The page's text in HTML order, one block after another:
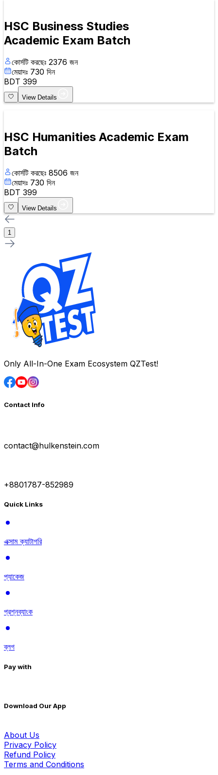
HSC Business Studies
Academic Exam Batch
কোর্সটি করছেঃ 2376 জন
মেয়াদঃ 730 দিন
BDT 399
View Details
HSC Humanities Academic Exam
Batch
কোর্সটি করছেঃ 8506 জন
মেয়াদঃ 730 দিন
BDT 399
View Details
1
Only All-In-One Exam Ecosystem QZTest!
Contact Info
contact@hulkenstein.com
+8801787-852989
Quick Links
এক্সাম ক্যাটাগরি
প্যাকেজ
প্রশ্নব্যাংক
ব্লগ
Pay with
Download Our App
About Us
Privacy Policy
Refund Policy
Terms and Conditions